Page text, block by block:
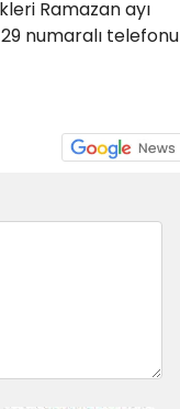
Ramazan ayı
numaralı telefonu